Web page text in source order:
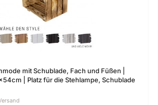
mit Schublade, Fach und Füßen |
| Platz für die Stehlampe, Schublade